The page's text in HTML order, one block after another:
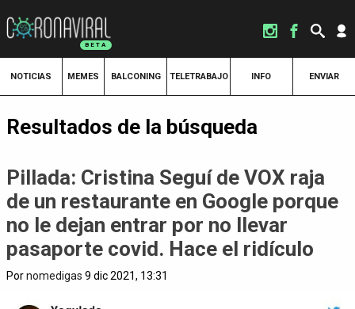
NOTICIAS MEMES BALCONING TELETRABAJO INFO ENVIAR
Resultados de la búsqueda
Pillada: Cristina Seguí de VOX raja
de un restaurante en Google porque
no le dejan entrar por no llevar
pasaporte covid. Hace el ridículo
Pornomedigas 9 dic 2021, 13:31